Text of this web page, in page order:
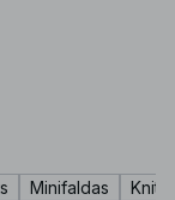
Minifaldas